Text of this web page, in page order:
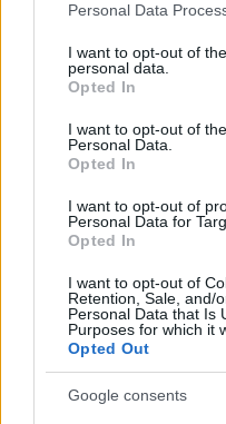
Personal Data
I want to opt-out of
personal data.
Opted In
I want to opt-out of
Personal Data.
Opted In
I want to opt-out of
Personal Data for
Opted In
I want to opt-out of
Retention, Sale, and/
Personal Data that Is
Purposes for which it
Opted Out
Google consents
#video
#spot